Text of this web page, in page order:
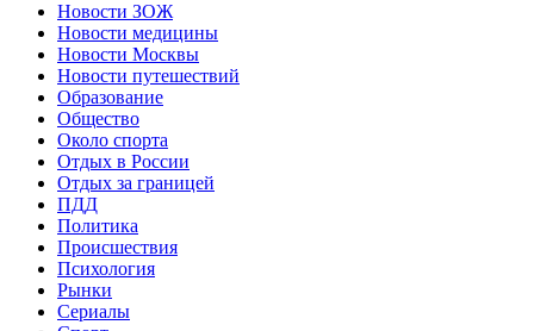
Новости ЗОЖ
Новости медицины
Новости Москвы
Новости путешествий
Образование
Общество
Около спорта
Отдых в России
Отдых за границей
ПДД
Политика
Происшествия
Психология
Рынки
Сериалы